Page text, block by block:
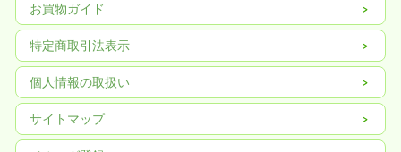
お買物ガイド
特定商取引法表示
個人情報の取扱い
サイトマップ